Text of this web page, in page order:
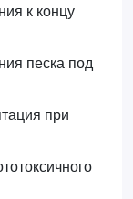
к концу
песка под
при